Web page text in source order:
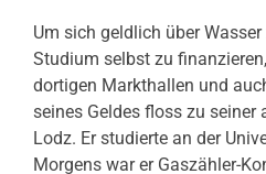
Um sich geldlich über
Studium selbst zu
dortigen Markthallen und
seines Geldes floss zu seiner
Lodz. Er studierte an der
Morgens war er Gaszähler-